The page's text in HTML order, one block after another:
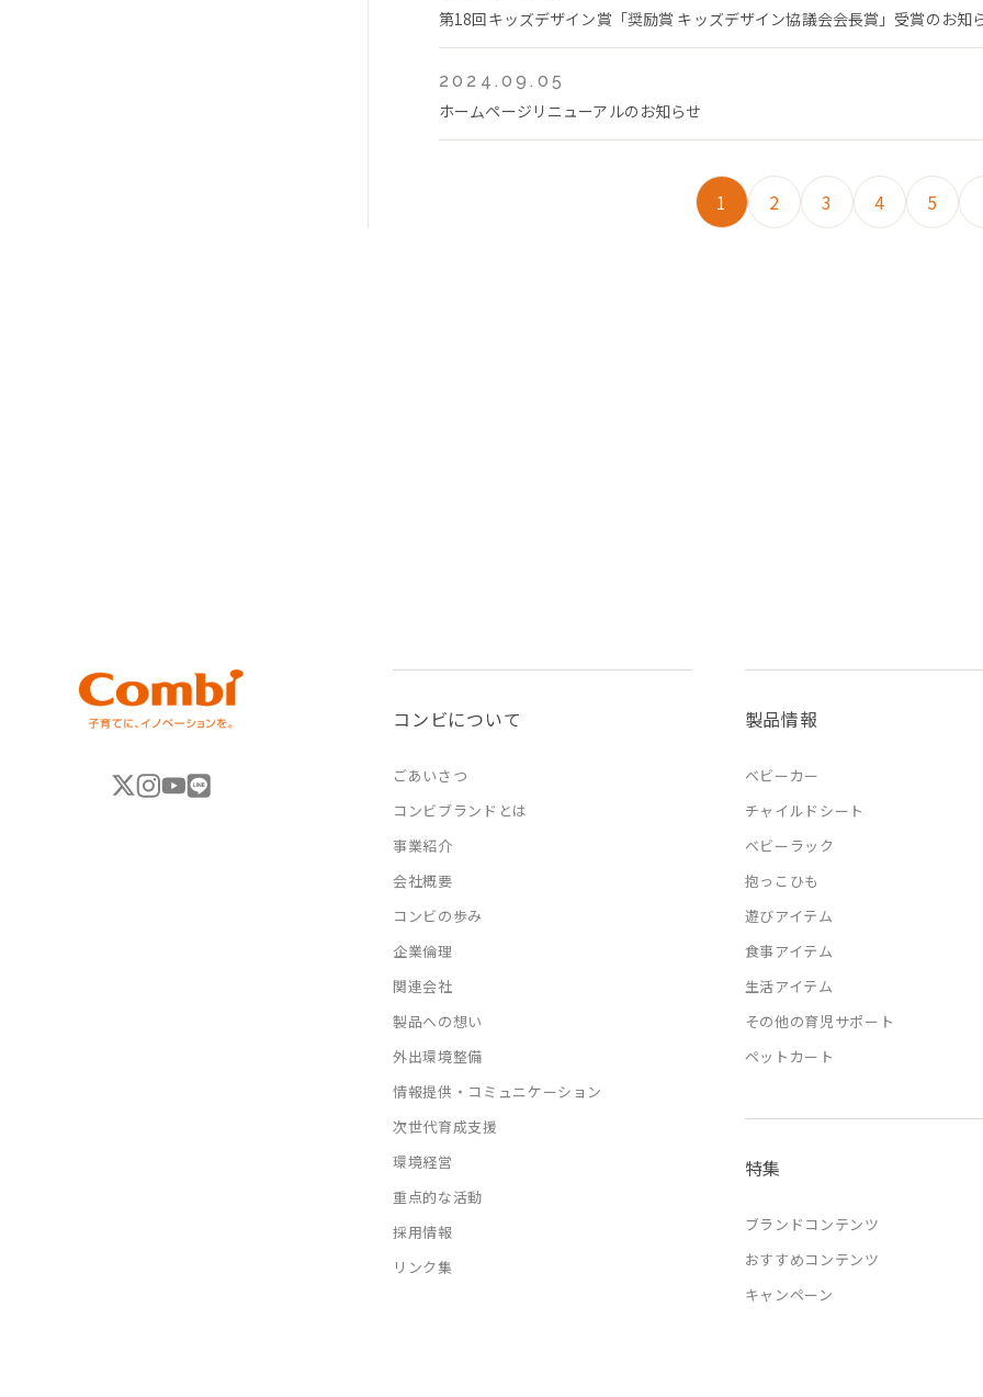
第18回キッズデザイン賞「奨励賞 キッズデザイン協議会会長賞」受賞のお知
2024.09.05
ホームページリニューアルのお知らせ
1 2 3 4 5
コンビについて
ごあいさつ
コンビブランドとは
事業紹介
会社概要
コンビの歩み
企業倫理
関連会社
製品への想い
外出環境整備
情報提供・コミュニケーション
次世代育成支援
環境経営
重点的な活動
採用情報
リンク集
製品情報
ベビーカー
チャイルドシート
ベビーラック
抱っこひも
遊びアイテム
食事アイテム
生活アイテム
その他の育児サポート
ペットカート
特集
ブランドコンテンツ
おすすめコンテンツ
キャンペーン